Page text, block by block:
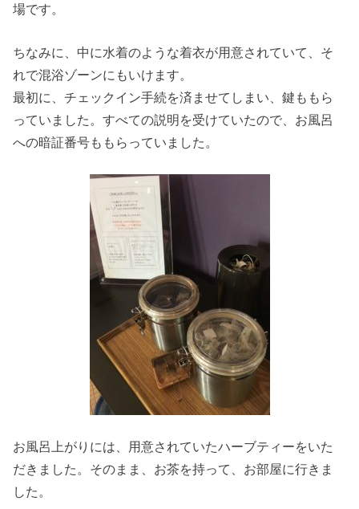
場です。
ちなみに、中に水着のような着衣が用意されていて、そ
れで混浴ゾーンにもいけます。
最初に、チェックイン手続を済ませてしまい、鍵ももら
っていました。すべての説明を受けていたので、お風呂
への暗証番号ももらっていました。
お風呂上がりには、用意されていたハーブティーをいた
だきました。そのまま、お茶を持って、お部屋に行きま
した。